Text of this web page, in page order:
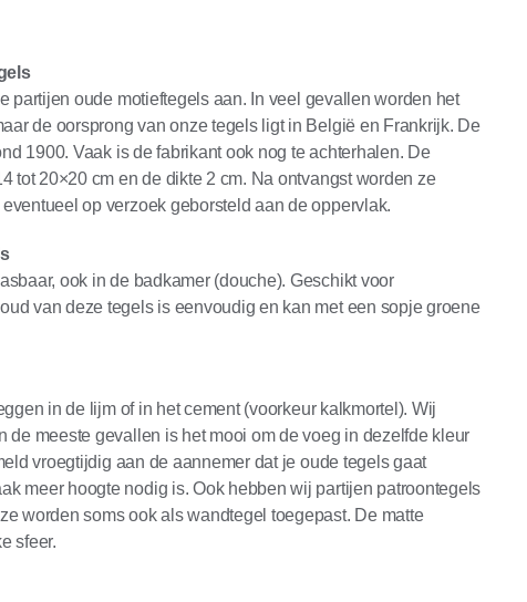
partijen oude motieftegels aan. In veel gevallen worden het
de oorsprong van onze tegels ligt in België en Frankrijk. De
1900. Vaak is de fabrikant ook nog te achterhalen. De
tot 20×20 cm en de dikte 2 cm. Na ontvangst worden ze
op verzoek geborsteld aan de oppervlak.
ook in de badkamer (douche). Geschikt voor
van deze tegels is eenvoudig en kan met een sopje groene
in de lijm of in het cement (voorkeur kalkmortel). Wij
de meeste gevallen is het mooi om de voeg in dezelfde kleur
vroegtijdig aan de aannemer dat je oude tegels gaat
meer hoogte nodig is. Ook hebben wij partijen patroontegels
worden soms ook als wandtegel toegepast. De matte
sfeer.